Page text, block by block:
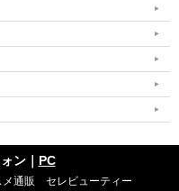
ン｜ PC
通販 セレビューティー